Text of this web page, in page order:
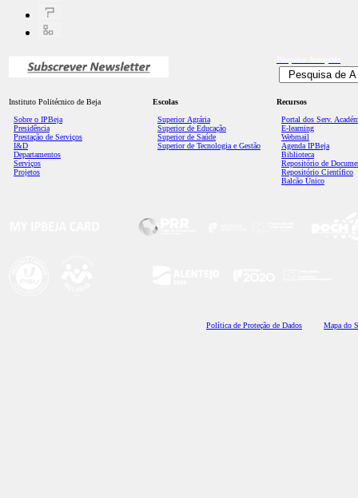
Instituto Politécnico de Beja
Sobre o IPBeja
Presidência
Prestação de Serviços
I&D
Departamentos
Serviços
Projetos
Escolas
Superior Agrária
Superior de Educação
Superior de Saúde
Superior de Tecnologia e Gestão
Recursos
Portal dos Serv.
E-learning
Webmail
Agenda IPBeja
Biblioteca
Repositório de
Repositório Científico
Balcão Único
Política de Proteção de Dados Mapa do